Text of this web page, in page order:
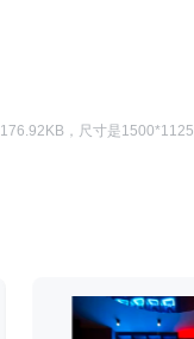
176.92KB，尺寸是1500*1125